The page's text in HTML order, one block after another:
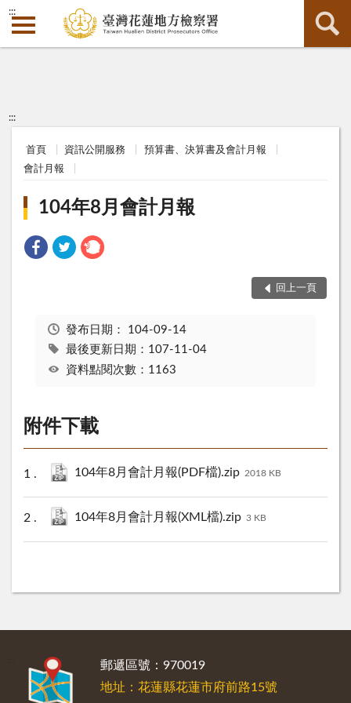
:::
:::
首頁 資訊公開服務
預算書、決算書及會計月報
會計月報
104年8月會計月報
回上一頁
發布日期： 104-09-14
最後更新日期：107-11-04
資料點閱次數：1163
附件下載
104年8月會計月報(PDF檔).zip 2018 KB
104年8月會計月報(XML檔).zip 3 KB
郵遞區號：970019
地址：花蓮縣花蓮市府前路15號